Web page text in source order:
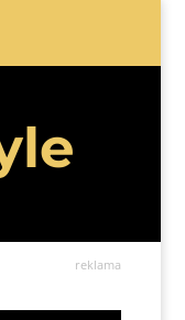
reklama